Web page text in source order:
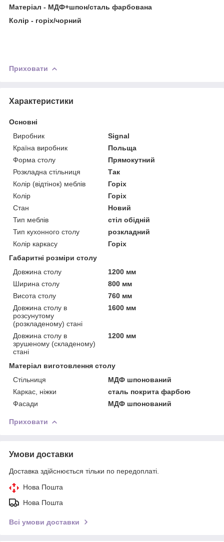
Матеріал - МДФ+шпон/сталь фарбована
Колір - горіх/чорний
Приховати
Характеристики
Основні
Виробник
Signal
Країна виробник
Польща
Форма столу
Прямокутний
Розкладна стільниця
Так
Колір (відтінок) меблів
Горіх
Колір
Горіх
Стан
Новий
Тип меблів
стіл обідній
Тип кухонного столу
розкладний
Колір каркасу
Горіх
Габаритні розміри столу
Довжина столу
1200 мм
Ширина столу
800 мм
Висота столу
760 мм
Довжина столу в
розсунутому
(розкладеному) стані
1600 мм
Довжина столу в
зрушеному (складеному)
стані
1200 мм
Матеріал виготовлення столу
Стільниця
МДФ шпонований
Каркас, ніжки
сталь покрита фарбою
Фасади
МДФ шпонований
Приховати
Умови доставки
Доставка здійснюється тільки по передоплаті.
Нова Пошта
Нова Пошта
Всі умови доставки